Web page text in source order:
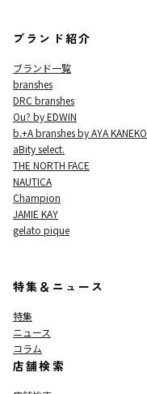
ブランド紹介
ブランド一覧
branshes
DRC branshes
Ou? by EDWIN
b.+A branshes by AYA KANEKO
aBity select.
THE NORTH FACE
NAUTICA
Champion
JAMIE KAY
gelato pique
特集＆ニュース
特集
ニュース
コラム
店舗検索